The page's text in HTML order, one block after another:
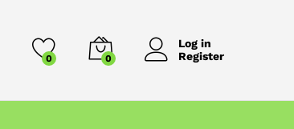
0 0
Log in
Register